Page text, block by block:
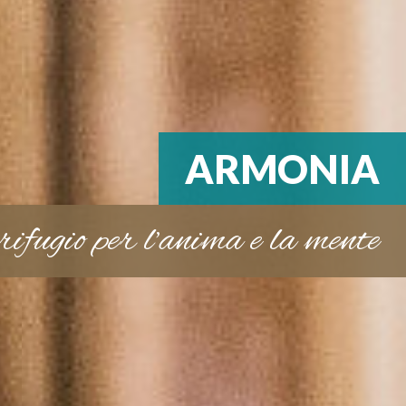
ARMONIA
per l’anima e la mente